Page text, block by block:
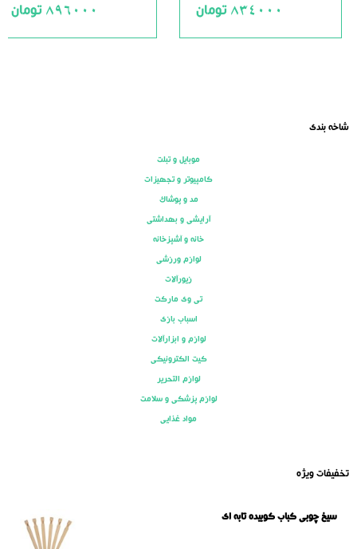
out
5
834000 تومان
5
896000 تومان
شاخه بندی
موبایل و تبلت
کامپیوتر و تجهیزات
مد و پوشاک
آرایشی و بهداشتی
خانه و آشپزخانه
لوازم ورزشی
زیورآلات
تی وی مارکت
اسباب بازی
لوازم و ابزارآلات
کیت الکترونیکی
لوازم التحریر
لوازم پزشکی و سلامت
مواد غذایی
تخفیفات ویژه
سیخ چوبی کباب کوبیده تابه ای